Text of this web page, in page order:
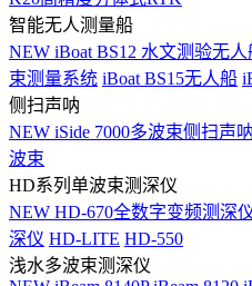
智能无人测量船
NEW iBoat BS12 水文测验无人
束测量系统 iBoat BS15无人船
侧扫声呐
NEW iSide 7000多波束侧扫声呐
波束
HD系列单波束测深仪
NEW HD-670全数字变频测深
深仪 HD-LITE HD-550
浅水多波束测深仪